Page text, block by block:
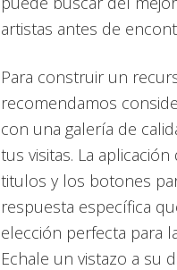
artistas antes de
Para construir un
recomendamos
con una galería de
tus visitas. La
titulos y los botones
respuesta específica
elección perfecta para
Echale un vistazo a su